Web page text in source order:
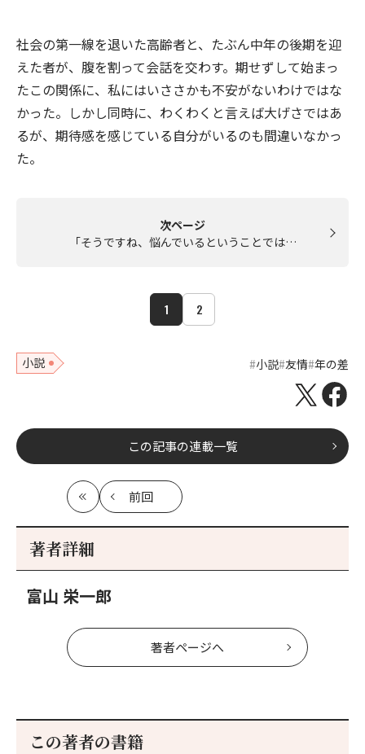
社会の第一線を退いた高齢者と、たぶん中年の後期を迎
えた者が、腹を割って会話を交わす。期せずして始まっ
たこの関係に、私にはいささかも不安がないわけではな
かった。しかし同時に、わくわくと言えば大げさではあ
るが、期待感を感じている自分がいるのも間違いなかっ
た。
次ページ
「そうですね、悩んでいるということでは…
1 2
小説 小説 友情 年の差
この記事の連載一覧
最
初
前回
記
著者詳細
富山 栄一郎
著者ページへ
この著者の書籍